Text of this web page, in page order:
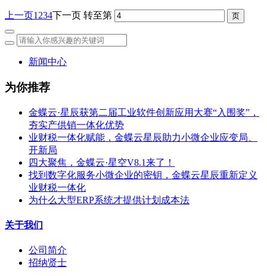
上一页1 234下一页 转至第
新闻中心
为你推荐
金蝶云·星辰获第二届工业软件创新应用大赛“入围奖”，
夯实产供销一体化优势
业财税一体化赋能，金蝶云星辰助力小微企业应变局、
开新局
四大聚焦，金蝶云·星空V8.1来了！
找到数字化服务小微企业的密钥，金蝶云星辰重新定义
业财税一体化
为什么大型ERP系统才提供计划成本法
关于我们
公司简介
招纳贤士